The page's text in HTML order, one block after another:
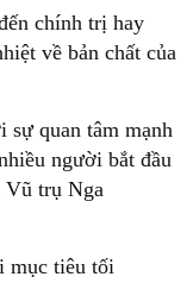
chính trị hay
về bản chất của
quan tâm mạnh
người bắt đầu
Vũ trụ Nga
mục tiêu tối